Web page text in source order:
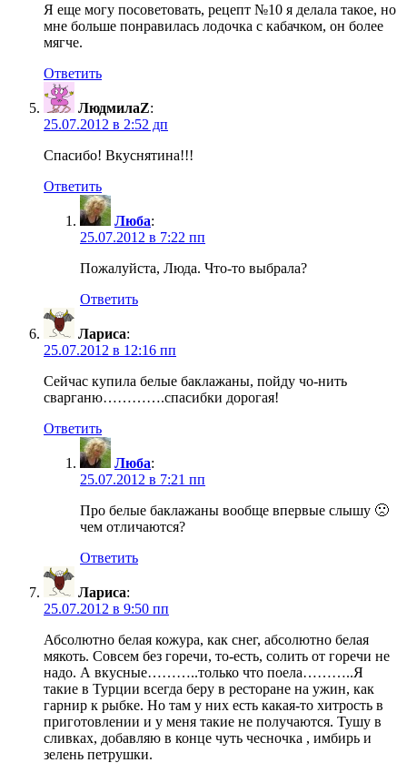
Я еще могу посоветовать, рецепт №10 я делала такое, но
мне больше понравилась лодочка с кабачком, он более
мягче.
Ответить
ЛюдмилаZ:
25.07.2012 в 2:52 дп
Cпасибо! Вкуснятина!!!
Ответить
Люба:
25.07.2012 в 7:22 пп
Пожалуйста, Люда. Что-то выбрала?
Ответить
Лариса:
25.07.2012 в 12:16 пп
Сейчас купила белые баклажаны, пойду чо-нить
сварганю………….спасибки дорогая!
Ответить
Люба:
25.07.2012 в 7:21 пп
Про белые баклажаны вообще впервые слышу 🙁
чем отличаются?
Ответить
Лариса:
25.07.2012 в 9:50 пп
Абсолютно белая кожура, как снег, абсолютно белая
мякоть. Совсем без горечи, то-есть, солить от горечи не
надо. А вкусные………..только что поела………..Я
такие в Турции всегда беру в ресторане на ужин, как
гарнир к рыбке. Но там у них есть какая-то хитрость в
приготовлении и у меня такие не получаются. Тушу в
сливках, добавляю в конце чуть чесночка , имбирь и
зелень петрушки.